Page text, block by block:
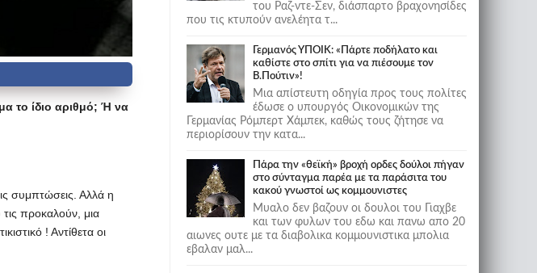
το ίδιο αριθμό; Ή να
συμπτώσεις. Αλλά η
προκαλούν, μια
! Αντίθετα οι
του Ραζ-ντε-Σεν, διάσπαρτο βραχονησίδες
που τις κτυπούν ανελέητα τ...
Γερμανός ΥΠΟΙΚ: «Πάρτε ποδήλατο και
καθίστε στο σπίτι για να πιέσουμε τον
Β.Πούτιν»!
Μια απίστευτη οδηγία προς τους πολίτες
έδωσε ο υπουργός Οικονομικών της
Γερμανίας Ρόμπερτ Χάμπεκ, καθώς τους ζήτησε να
περιορίσουν την κατα...
Πάρα την «θεϊκή» βροχή ορδες δούλοι πήγαν
στο σύνταγμα παρέα με τα παράσιτα του
κακού γνωστοί ως κομμουνιστες
Μυαλο δεν βαζουν οι δουλοι του Γιαχβε
και των φυλων του εδω και πανω απο 20
αιωνες ουτε με τα διαβολικα κομμουνιστικα μπολια
εβαλαν μαλ...